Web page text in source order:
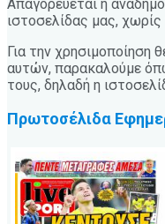
Απαγορεύεται η
ιστοσελίδας μας,
Για την χρησιμοποίηση
αυτών, παρακαλούμε
τους, δηλαδή η
Πρωτοσέλιδα